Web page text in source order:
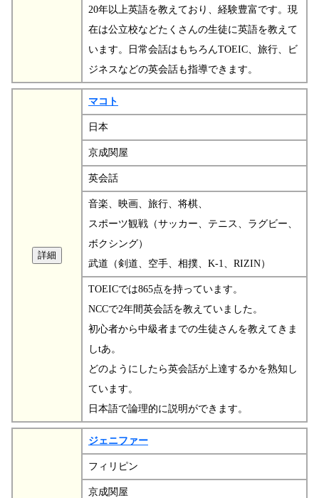
20年以上英語を教えており、経験豊富です。現
在は公立校などたくさんの生徒に英語を教えて
います。日常会話はもちろんTOEIC、旅行、ビ
ジネスなどの英会話も指導できます。
マコト
日本
京成関屋
英会話
音楽、映画、旅行、将棋、
スポーツ観戦（サッカー、テニス、ラグビー、
ボクシング）
武道（剣道、空手、相撲、K-1、RIZIN）
TOEICでは865点を持っています。
NCCで2年間英会話を教えていました。
初心者から中級者までの生徒さんを教えてきま
しtあ。
どのようにしたら英会話が上達するかを熟知し
ています。
日本語で論理的に説明ができます。
ジェニファー
フィリピン
京成関屋